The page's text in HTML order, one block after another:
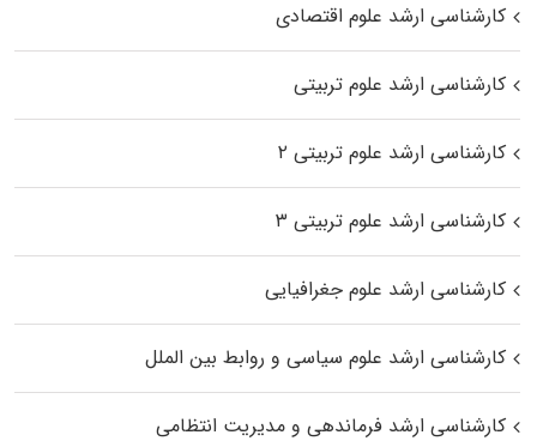
کارشناسی ارشد علوم اقتصادی
کارشناسی ارشد علوم تربیتی
کارشناسی ارشد علوم تربیتی ۲
کارشناسی ارشد علوم تربیتی ۳
کارشناسی ارشد علوم جغرافیایی
کارشناسی ارشد علوم سیاسی و روابط بین الملل
کارشناسی ارشد فرماندهی و مدیریت انتظامی